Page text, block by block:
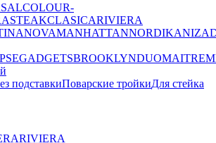
COLOUR-
STEAKCLASICARIVIERA
NOVAMANHATTANNORDIKANIZA
GADGETSBROOKLYNDUOMAITRE
подставкиПоварские тройкиДля стейка
RIVIERA